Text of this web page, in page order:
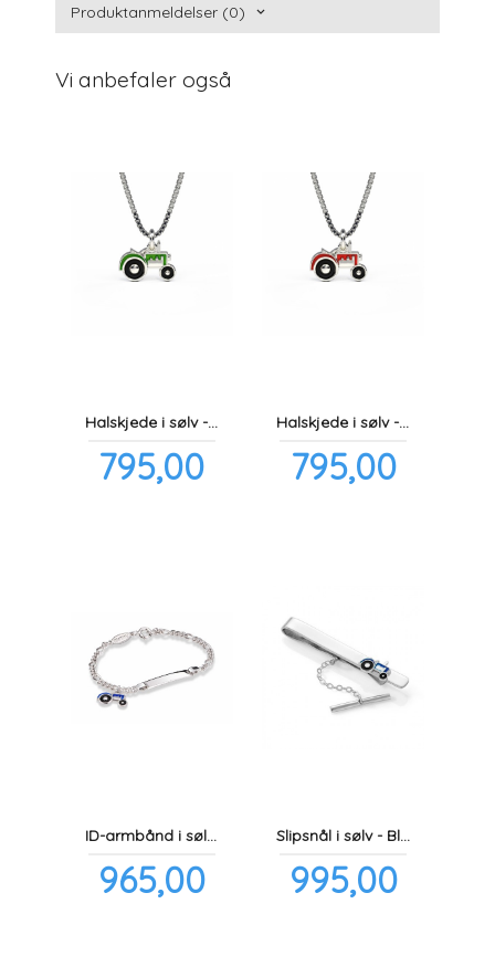
Produktanmeldelser (0)
Vi anbefaler også
Halskjede i sølv - Grønn traktor
Pris
795,00mva.
Halskjede i sølv - Rød traktor
Pris
795,00inkl.
mva.
ID-armbånd i sølv - Blå traktor
Pris
965,00inkl.
mva.
Slipsnål i sølv - Blå traktor
Pris
995,00inkl.
mva.